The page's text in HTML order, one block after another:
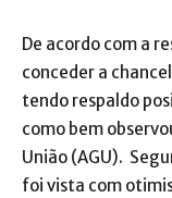
De acordo com a
conceder a
tendo respaldo
como bem
União (AGU).
foi vista com